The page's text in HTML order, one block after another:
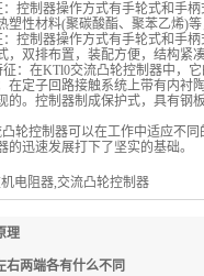
制器操作方式有手轮式和手
塑性材料(聚碳酸酯、聚苯乙烯)
控制器操作方式有手轮式和手
，双排布置，装配方便，结构紧
：在KTl0交流凸轮控制器中，
在定子回路接触系统上带有内
的。控制器制成保护式，具有
控制器可以在工作中适应不同
迅速发展打下了坚实的基础。
电阻器,交流凸轮控制器
理
右两端各有什么不同